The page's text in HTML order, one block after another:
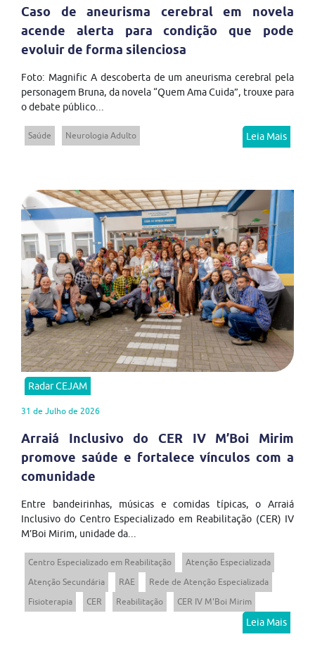
Caso de aneurisma cerebral em novela
acende alerta para condição que pode
evoluir de forma silenciosa
Foto: Magnific A descoberta de um aneurisma cerebral pela
personagem Bruna, da novela “Quem Ama Cuida”, trouxe para
o debate público...
Saúde Neurologia Adulto Leia Mais
Radar CEJAM
31 de Julho de 2026
Arraiá Inclusivo do CER IV M’Boi Mirim
promove saúde e fortalece vínculos com a
comunidade
Entre bandeirinhas, músicas e comidas típicas, o Arraiá
Inclusivo do Centro Especializado em Reabilitação (CER) IV
M’Boi Mirim, unidade da...
Centro Especializado em Reabilitação
Atenção Especializada
Atenção Secundária
RAE
Rede de Atenção Especializada
Fisioterapia
CER Reabilitação CER IV M'Boi Mirim
Leia Mais